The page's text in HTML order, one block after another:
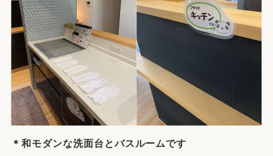
＊和モダンな洗面台とバスルームです